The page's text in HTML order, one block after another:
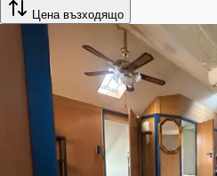
Цена възходящо